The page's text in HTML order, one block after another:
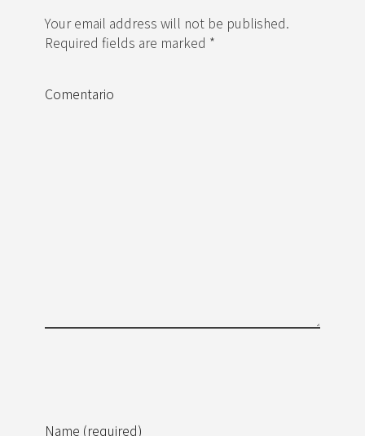
Your email address will not be published.
Required fields are marked *
Name (required)
Comentario